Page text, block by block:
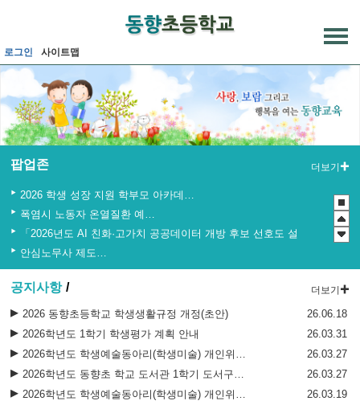
로그인 사이트맵
팝업존 더보기
2026년 초등학교 4학년 구강건강 진료지원 사업 안내
청소년 도박예방 카드뉴스
관행적 부패행위 등 행동강령 위반 집중신고기간 운영
2026년도 학생 대상 안전한 개인정보보호 사례 공모전
안심노무사 제도 홍보
「2026년도 AI 친화·고가치 공공데이터 개방 후보 선호도 설문조사」 실시
폭염시 노동자 온열질환 예방수칙
2026 학생 성장 지원 학부모 아카데미 운영
청소년 사이버도박 자진신고 제도 운영 안내
공지사항 더보기
2026 동향초등학교 학생생활규정 개정(초안)
26.06.18
2026학년도 1학기 학생평가 계획 안내
26.03.31
2026학년도 학생예술동아리(학생미술) 개인위탁 외부강사 최종합격자 공고
26.03.27
2026학년도 동향초 학교 도서관 1학기 도서구입 예정 목록 안내
26.03.27
2026학년도 학생예술동아리(학생미술) 개인위탁 외부강사 모집 공고
26.03.19